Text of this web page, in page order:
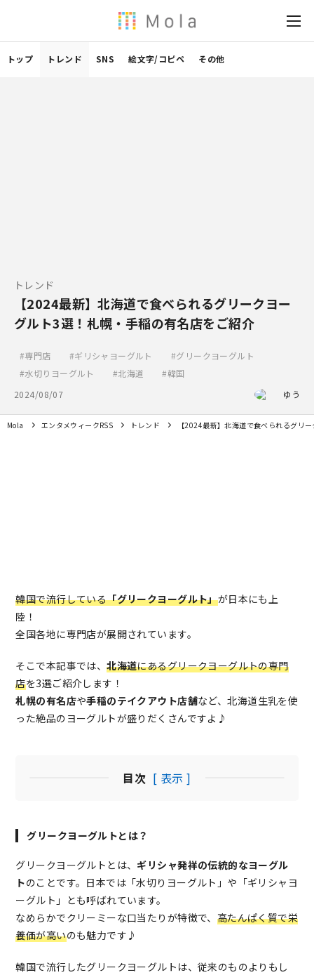
トップ トレンド SNS 絵文字/コピペ その他
トレンド
【2024最新】北海道で食べられるグリークヨー
グルト3選！札幌・手稲の有名店をご紹介
専門店 ギリシャヨーグルト
グリークヨーグルト
水切りヨーグルト
北海道
韓国
2024/08/07
ゆう
Mola エンタメウィークRSS トレンド 【2024最新】北海道で食べられるグリ
韓国で流行している「グリークヨーグルト」が日本にも上
陸！
全国各地に専門店が展開されています。
そこで本記事では、北海道にあるグリークヨーグルトの専門
店を3選ご紹介します！
札幌の有名店や手稲のテイクアウト店舗など、北海道生乳を使
った絶品のヨーグルトが盛りだくさんですよ♪
目次 [ 表示 ]
グリークヨーグルトとは？
グリークヨーグルトとは、 ギリシャ発祥の伝統的なヨーグル
トのことです。日本では「水切りヨーグルト」や「ギリシャヨ
ーグルト」とも呼ばれています。
なめらかでクリーミーな口当たりが特徴で、 高たんぱく質で栄
養価が高いのも魅力です♪
韓国で流行したグリークヨーグルトは、従来のものよりもし